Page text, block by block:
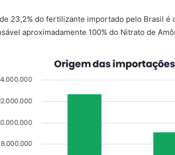
23,2% do fertilizante importado pelo Brasil é
aproximadamente 100% do Nitrato de